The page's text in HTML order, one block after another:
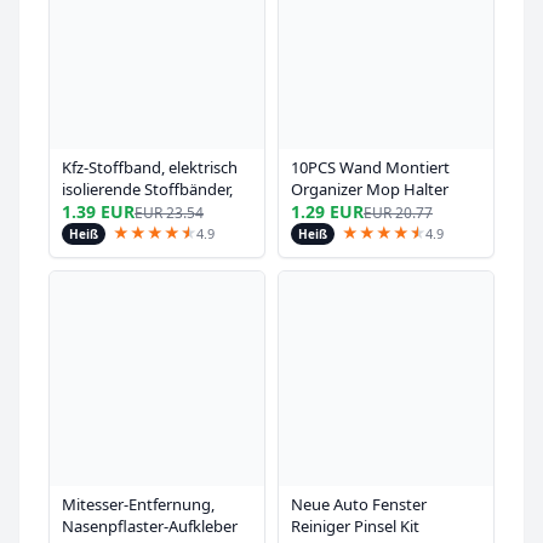
Kfz-Stoffband, elektrisch
isolierende Stoffbänder,
hitzebeständig,
thermisches Auto-
Klebeband, wasserdichtes,
schalldichtes Kabelband
1.39 EUREUR23.54
Heiß ★★★★★
★4.9
10PCS Wand Montiert
Organizer Mop Halter
Wand-Montiert
Wasserdichte Mopp
Lagerung Rack Besen
Aufhänger Haken
1.29 EUREUR20.77
Heiß ★★★★★
★4.9
Mitesser-Entfernung,
Nasenpflaster-Aufkleber
Neue Auto Fenster
Reiniger Pinsel Kit